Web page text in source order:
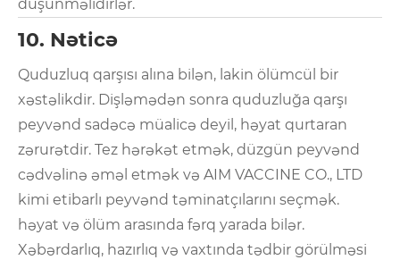
düşünməlidirlər.
10. Nəticə
Quduzluq qarşısı alına bilən, lakin ölümcül bir
xəstəlikdir. Dişləmədən sonra quduzluğa qarşı
peyvənd sadəcə müalicə deyil, həyat qurtaran
zərurətdir. Tez hərəkət etmək, düzgün peyvənd
cədvəlinə əməl etmək və AIM VACCINE CO., LTD
kimi etibarlı peyvənd təminatçılarını seçmək.
həyat və ölüm arasında fərq yarada bilər.
Xəbərdarlıq, hazırlıq və vaxtında tədbir görülməsi